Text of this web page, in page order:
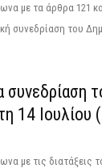
με τα άρθρα 121
συνεδρίαση του
συνεδρίαση
14 Ιουλίου
με τις διατάξεις